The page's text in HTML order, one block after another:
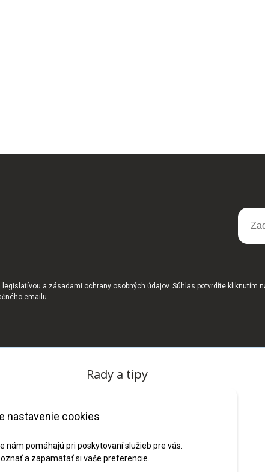
nastavenie cookies
nám pomáhajú pri poskytovaní služieb pre vás.
a zapamätať si vaše preferencie.
a zásadami ochrany osobných údajov. Súhlas potvrdíte kliknutím
emailu.
Rady a tipy